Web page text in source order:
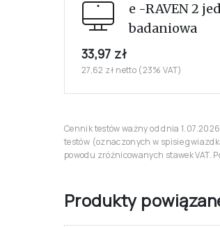
e -RAVEN 2
badaniowa
33,97 zł
27,62 zł netto (23% VAT)
Cennik testów ważny od dnia
testów (oznaczonych w spisie
powodu zróżnicowanych stawek VAT.
Produkty